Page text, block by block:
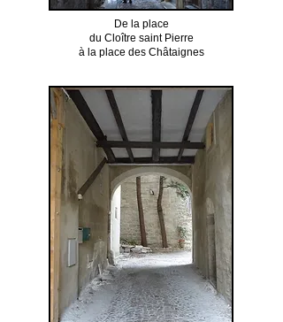
De la place
du Cloître saint Pierre
à la place des Châtaignes